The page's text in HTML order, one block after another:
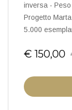
inversa -
Progetto
5.000
€ 150,00